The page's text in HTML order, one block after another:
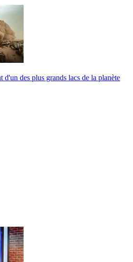
d'un des plus grands lacs de la planète